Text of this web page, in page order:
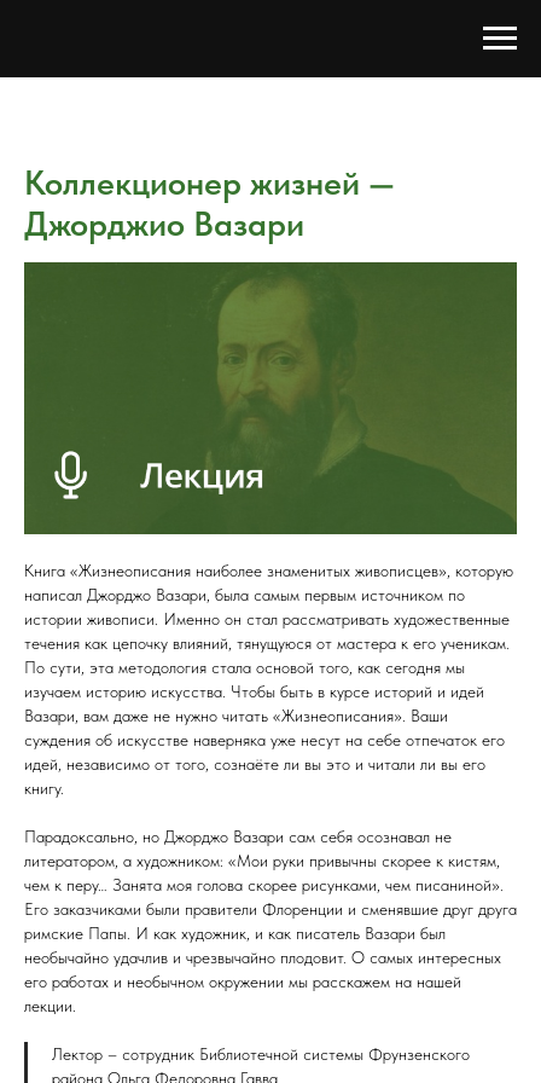
Коллекционер жизней —
Джорджио Вазари
Книга «Жизнеописания наиболее знаменитых живописцев», которую
написал Джорджо Вазари, была самым первым источником по
истории живописи. Именно он стал рассматривать художественные
течения как цепочку влияний, тянущуюся от мастера к его ученикам.
По сути, эта методология стала основой того, как сегодня мы
изучаем историю искусства. Чтобы быть в курсе историй и идей
Вазари, вам даже не нужно читать «Жизнеописания». Ваши
суждения об искусстве наверняка уже несут на себе отпечаток его
идей, независимо от того, сознаёте ли вы это и читали ли вы его
книгу.
Парадоксально, но Джорджо Вазари сам себя осознавал не
литератором, а художником: «Мои руки привычны скорее к кистям,
чем к перу… Занята моя голова скорее рисунками, чем писаниной».
Его заказчиками были правители Флоренции и сменявшие друг друга
римские Папы. И как художник, и как писатель Вазари был
необычайно удачлив и чрезвычайно плодовит. О самых интересных
его работах и необычном окружении мы расскажем на нашей
лекции.
Лектор – сотрудник Библиотечной системы Фрунзенского
района Ольга Федоровна Гавва.